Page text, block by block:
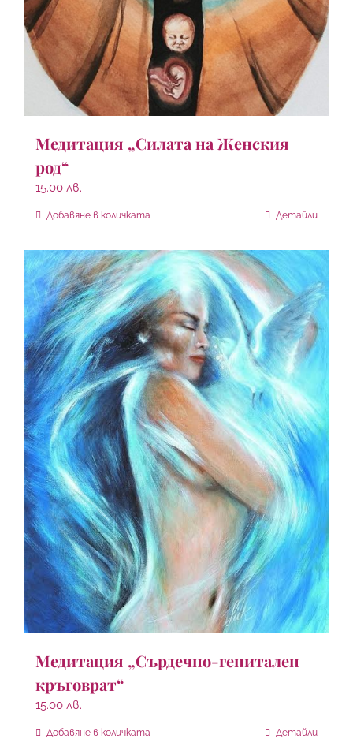
Медитация „Силата на Женския
род“
15.00 лв.
Добавяне в количката Детайли
Медитация „Сърдечно-генитален
кръговрат“
15.00 лв.
Добавяне в количката Детайли